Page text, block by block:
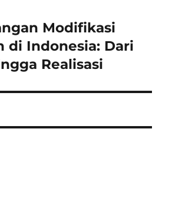
Modifikasi
di Indonesia: Dari
Realisasi